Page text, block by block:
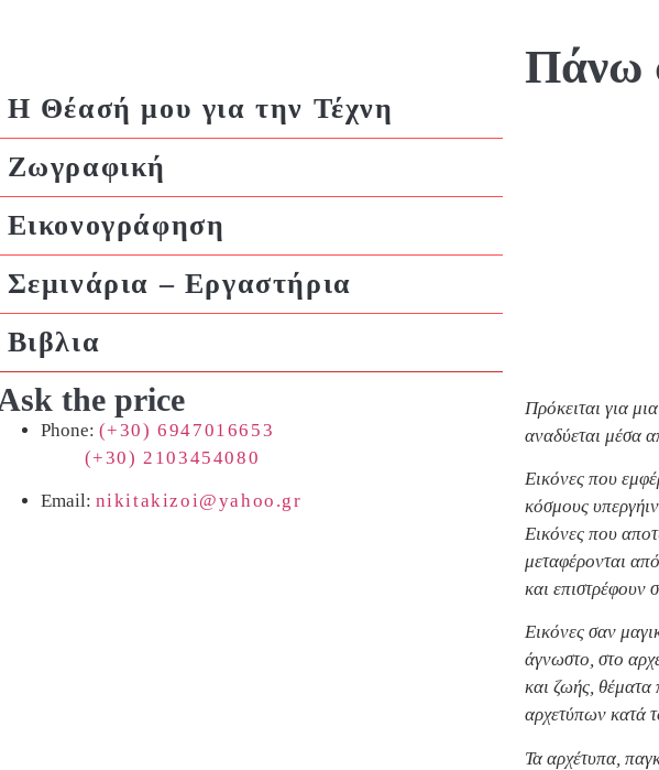
Πάνω
Πρόκειται για
αναδύεται μέσα
Εικόνες που
κόσμους
Εικόνες που
μεταφέρονται
και επιστρέφουν
Εικόνες σαν
άγνωστο, στο
και ζωής, θέματα
αρχετύπων κατά
Τα αρχέτυπα,
Η Θέασή μου για την Τέχνη
Ζωγραφική
Εικονογράφηση
Σεμινάρια – Εργαστήρια
Βιβλια
the price
Phone: (+30) 6947016653
(+30) 2103454080
Email: nikitakizoi@yahoo.gr